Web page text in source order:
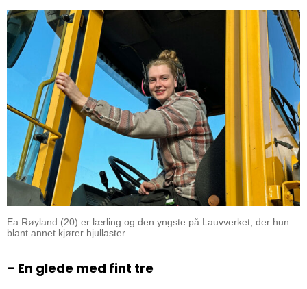
Ea Røyland (20) er lærling og den yngste på Lauvverket, der hun
blant annet kjører hjullaster.
– En glede med fint tre